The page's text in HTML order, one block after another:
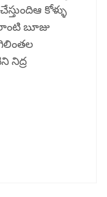
కోళ్ళు
బూజు
నిద్ర